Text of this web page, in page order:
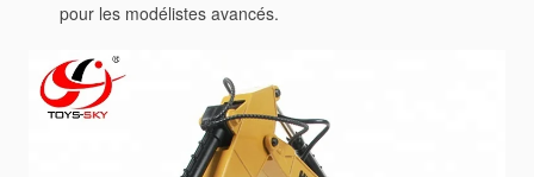
pour les modélistes avancés.